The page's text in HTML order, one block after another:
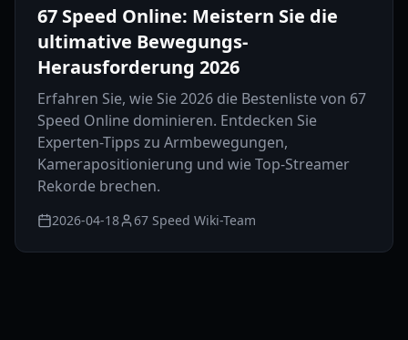
67 Speed Online: Meistern Sie die
ultimative Bewegungs-
Herausforderung 2026
Erfahren Sie, wie Sie 2026 die Bestenliste von 67
Speed Online dominieren. Entdecken Sie
Experten-Tipps zu Armbewegungen,
Kamerapositionierung und wie Top-Streamer
Rekorde brechen.
2026-04-18 67 Speed Wiki-Team